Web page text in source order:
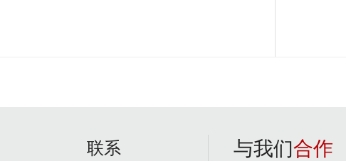
联系 与我们合作